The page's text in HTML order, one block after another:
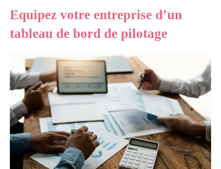
Equipez votre entreprise d’un
tableau de bord de pilotage